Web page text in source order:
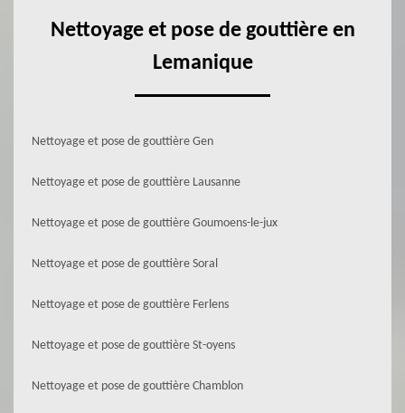
Nettoyage et pose de gouttière en
Lemanique
Nettoyage et pose de gouttière Gen
Nettoyage et pose de gouttière Lausanne
Nettoyage et pose de gouttière Goumoens-le-jux
Nettoyage et pose de gouttière Soral
Nettoyage et pose de gouttière Ferlens
Nettoyage et pose de gouttière St-oyens
Nettoyage et pose de gouttière Chamblon